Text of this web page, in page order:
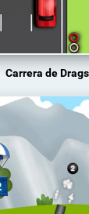
Carrera de